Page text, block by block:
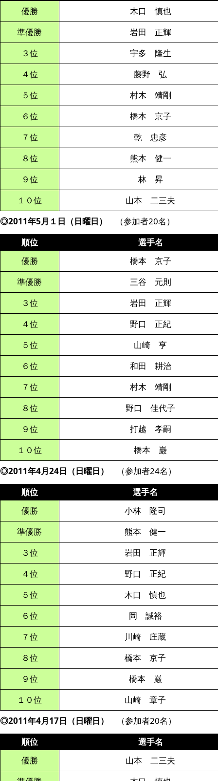
優勝
木口 慎也
準優勝
岩田 正輝
３位
宇多 隆生
４位
藤野 弘
５位
村木 靖剛
６位
橋本 京子
７位
乾 忠彦
８位
熊本 健一
９位
林 昇
１０位
山本 二三夫
◎2011年5月１日（日曜日）
（参加者20名）
順位
選手名
優勝
橋本 京子
準優勝
三谷 元則
３位
岩田 正輝
４位
野口 正紀
５位
山崎 亨
６位
和田 耕治
７位
村木 靖剛
８位
野口 佳代子
９位
打越 孝嗣
１０位
橋本 巌
◎2011年4月24日（日曜日）
（参加者24名）
順位
選手名
優勝
小林 隆司
準優勝
熊本 健一
３位
岩田 正輝
４位
野口 正紀
５位
木口 慎也
６位
岡 誠裕
７位
川崎 庄蔵
８位
橋本 京子
９位
橋本 巌
１０位
山崎 章子
◎2011年4月17日（日曜日）
（参加者20名）
順位
選手名
優勝
山本 二三夫